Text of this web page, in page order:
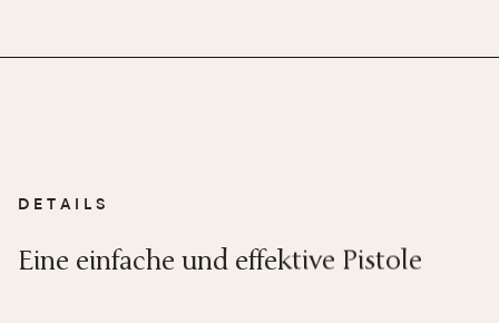
DETAILS
Eine einfache und effektive Pistole